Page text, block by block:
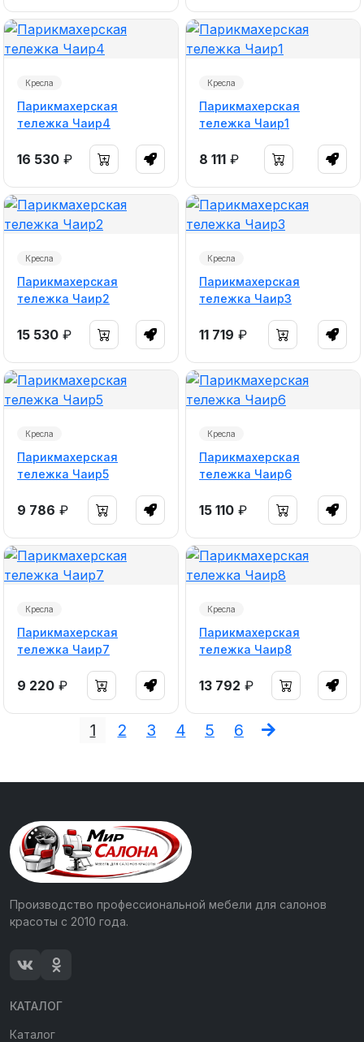
Кресла
Парикмахерская
тележка Чаир4
16 530 ₽
Кресла
Парикмахерская
тележка Чаир1
8 111 ₽
Кресла
Парикмахерская
тележка Чаир2
15 530 ₽
Кресла
Парикмахерская
тележка Чаир3
11 719 ₽
Кресла
Парикмахерская
тележка Чаир5
9 786 ₽
Кресла
Парикмахерская
тележка Чаир6
15 110 ₽
Кресла
Парикмахерская
тележка Чаир7
9 220 ₽
Кресла
Парикмахерская
тележка Чаир8
13 792 ₽
1 2 3 4 5 6
Производство профессиональной мебели для салонов
красоты с 2010 года.
КАТАЛОГ
Каталог